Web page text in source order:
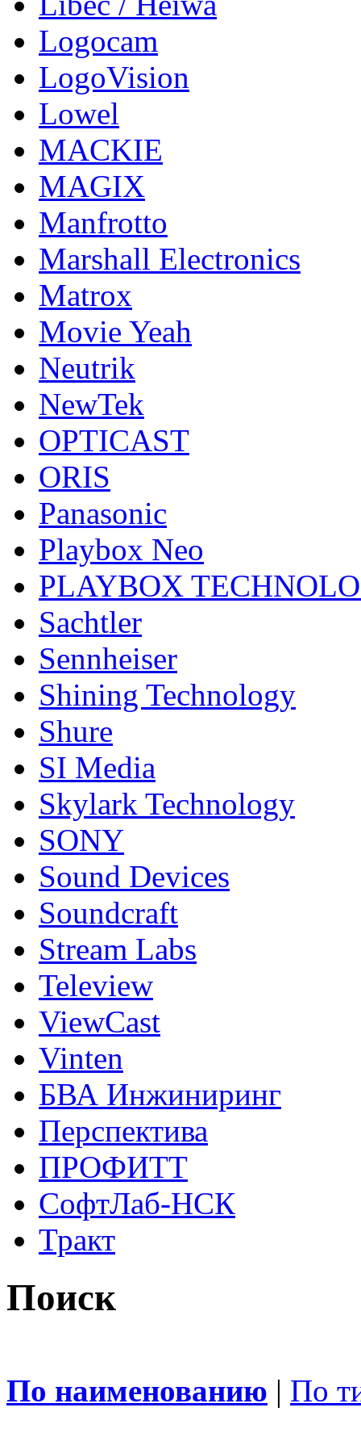
Logocam
LogoVision
Lowel
MACKIE
MAGIX
Manfrotto
Marshall Electronics
Matrox
Movie Yeah
Neutrik
NewTek
OPTICAST
ORIS
Panasonic
Playbox Neo
PLAYBOX
Sachtler
Sennheiser
Shining Technology
Shure
SI Media
Skylark Technology
SONY
Sound Devices
Soundcraft
Stream Labs
Teleview
ViewCast
Vinten
БВА Инжиниринг
Перспектива
ПРОФИТТ
СофтЛаб-НСК
Тракт
Поиск
По наименованию | По